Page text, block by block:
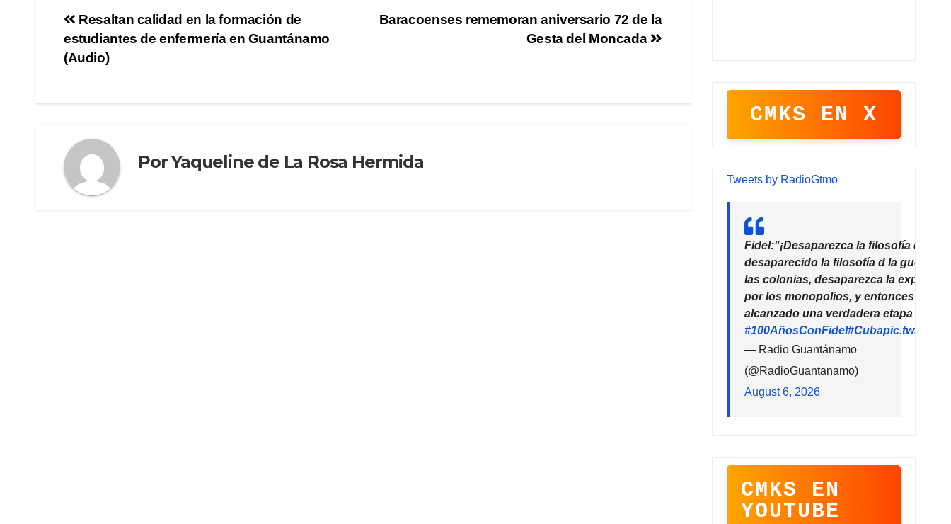
Baracoenses rememoran aniversario 72 de la
Gesta del Moncada
Resaltan calidad en la formación de
estudiantes de enfermería en Guantánamo
(Audio)
PorYaqueline de La Rosa Hermida
CMKS EN X
Tweets by RadioGtmo
Fidel:"¡Desaparezca la filosofía del
desaparecido la filosofía d la guerra!
las colonias, desaparezca la
por los monopolios, y entonces la
alcanzado una verdadera etapa de
#100AñosConFidel#Cuba
— Radio Guantánamo
(@RadioGuantanamo)
August 6, 2026
CMKS EN
YOUTUBE